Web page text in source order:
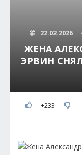
22.02.2026
ЖЕНА
ЭРВИН
+233